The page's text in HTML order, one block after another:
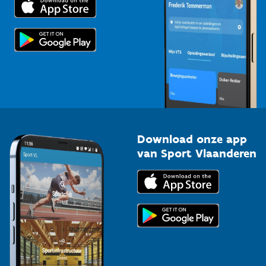
Topsporters
Voor de pers
Download onze app
van Sport Vlaanderen